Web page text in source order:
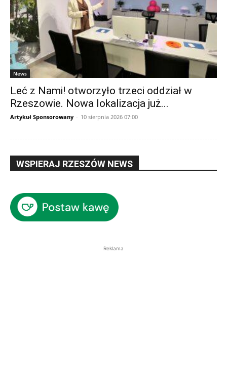
News
Leć z Nami! otworzyło trzeci oddział w
Rzeszowie. Nowa lokalizacja już...
Artykuł Sponsorowany - 10 sierpnia 2026 07:00
WSPIERAJ RZESZÓW NEWS
Reklama